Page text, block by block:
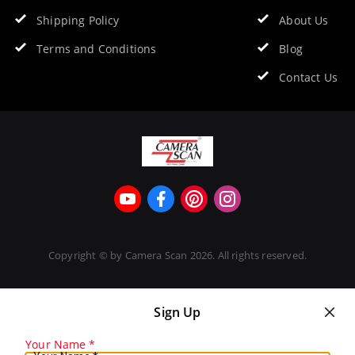
Shipping Policy
Terms and Conditions
About Us
Blog
Contact Us
Copyright © by Camera Scan 2026. All rights reserved.
Sign Up
Your Name *